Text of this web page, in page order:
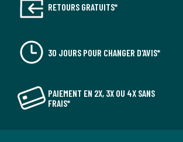
RETOURS GRATUITS*
30 JOURS POUR CHANGER D'AVIS*
PAIEMENT EN 2X, 3X OU 4X SANS
FRAIS*